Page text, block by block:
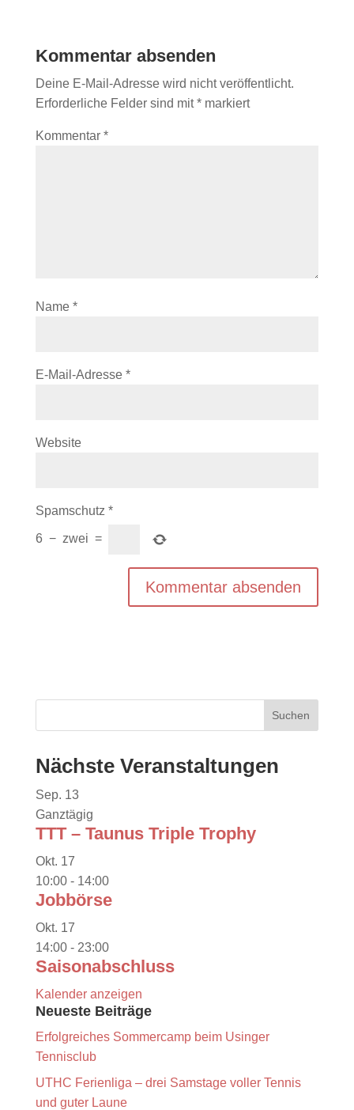
Kommentar absenden
Deine E-Mail-Adresse wird nicht veröffentlicht.
Erforderliche Felder sind mit*markiert
Kommentar *
Name *
E-Mail-Adresse *
Website
Spamschutz *
6 − zwei =
Nächste Veranstaltungen
Sep. 13
Ganztägig
TTT – Taunus Triple Trophy
Okt. 17
10:00- 14:00
Jobbörse
Okt. 17
14:00- 23:00
Saisonabschluss
Kalender anzeigen
Neueste Beiträge
Erfolgreiches Sommercamp beim Usinger
Tennisclub
UTHC Ferienliga – drei Samstage voller Tennis
und guter Laune